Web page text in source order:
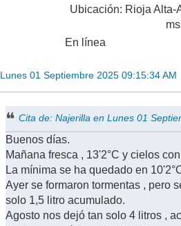
Ubicación: Rioja Alta-
En línea
Lunes 01 Septiembre 2025 09:15:34 AM
Cita de: Najerilla en Lunes 01
Buenos días.
Mañana fresca , 13'2°C y cielos
La mínima se ha quedado en
Ayer se formaron tormentas , pero
solo 1,5 litro acumulado.
Agosto nos dejó tan solo 4 litros ,